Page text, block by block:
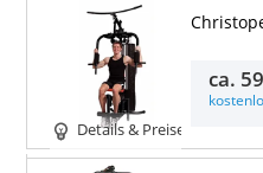
Details & Preise
ca.